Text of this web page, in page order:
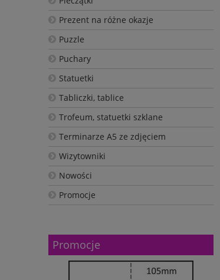
Prezent na różne okazje
Puzzle
Puchary
Statuetki
Tabliczki, tablice
Trofeum, statuetki szklane
Terminarze A5 ze zdjęciem
Wizytowniki
Nowości
Promocje
Promocje